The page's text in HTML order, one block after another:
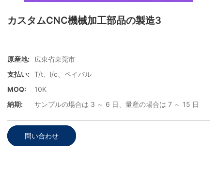
カスタムCNC機械加工部品の製造3
原産地:
広東省東莞市
支払い: T/t、l/c、ペイパル
MOQ:
10K
納期:
サンプルの場合は 3 ～ 6 日、量産の場合は 7 ～ 15 日
問い合わせ